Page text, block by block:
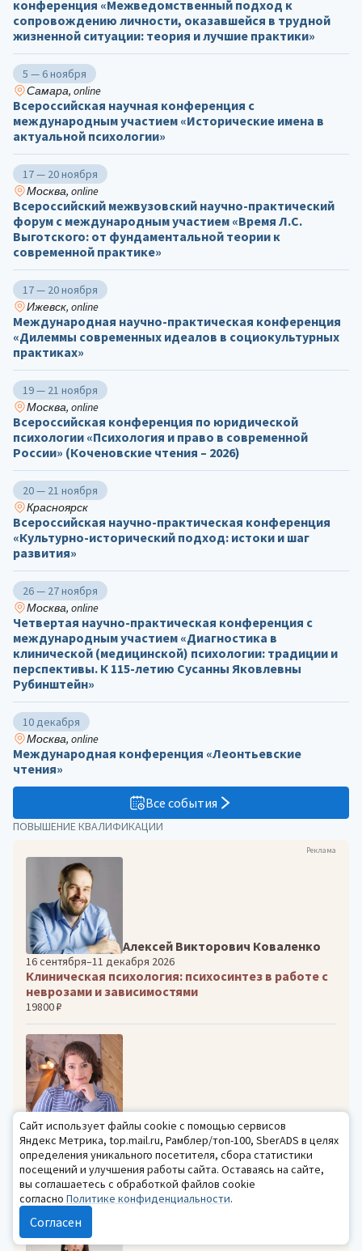
ПОВЫШЕНИЕ КВАЛИФИКАЦИИ
Реклама
Алексей Викторович Коваленко
16 сентября–11 декабря 2026
Клиническая психология: психосинтез в работе с
неврозами и зависимостями
19800 ₽
Татьяна Олеговна Ушакова
6–8 октября 2026
Метафорические карты. Авторская методика
психотерапевтической работы
13200 ₽
конференция «Межведомственный подход к
сопровождению личности, оказавшейся в трудной
жизненной ситуации: теория и лучшие практики»
5 — 6 ноября
Самара, online
Всероссийская научная конференция с
международным участием «Исторические имена в
актуальной психологии»
17 — 20 ноября
Москва, online
Всероссийский межвузовский научно-практический
форум с международным участием «Время Л.С.
Выготского: от фундаментальной теории к
современной практике»
17 — 20 ноября
Ижевск, online
Международная научно-практическая конференция
«Дилеммы современных идеалов в социокультурных
практиках»
19 — 21 ноября
Москва, online
Всероссийская конференция по юридической
психологии «Психология и право в современной
России» (Коченовские чтения – 2026)
20 — 21 ноября
Красноярск
Всероссийская научно-практическая конференция
«Культурно-исторический подход: истоки и шаг
развития»
26 — 27 ноября
Москва, online
Четвертая научно-практическая конференция с
международным участием «Диагностика в
клинической (медицинской) психологии: традиции и
перспективы. К 115-летию Сусанны Яковлевны
Рубинштейн»
10 декабря
Москва, online
Международная конференция «Леонтьевские
чтения»
Все события
Сайт использует файлы cookie с помощью сервисов
Яндекс Метрика, top.mail.ru, Рамблер/топ-100, SberADS в целях
определения уникального посетителя, сбора статистики
посещений и улучшения работы сайта. Оставаясь на сайте,
вы соглашаетесь с обработкой файлов cookie
согласно Политике конфиденциальности.
Согласен